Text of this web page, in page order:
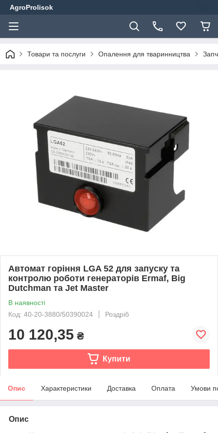
AgroProlisok
Товари та послуги Опалення для тваринництва
Автомат горіння LGA 52 для запуску та
контролю роботи генераторів Ermaf, Big
Dutchman та Jet Master
В наявності
Код: 40-20-3880/50390024
Роздріб
10 120,35 ₴
Купити
Опис Характеристики Доставка Оплата Умови
Опис